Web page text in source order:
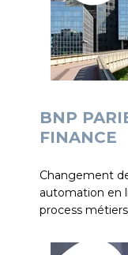
BNP
FINANCE
Changement
automation en
process